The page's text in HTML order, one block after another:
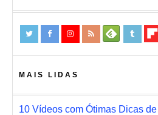
MAIS LIDAS
10 Vídeos com Ótimas Dicas